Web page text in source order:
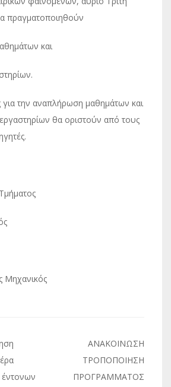
πραγματοποιηθούν
και
για την αναπλήρωση μαθημάτων και
εργαστηρίων θα οριστούν από τους
Μηχανικός
ΑΝΑΚΟΙΝΩΣΗ
ΤΡΟΠΟΠΟΙΗΣΗ
ΠΡΟΓΡΑΜΜΑΤΟΣ